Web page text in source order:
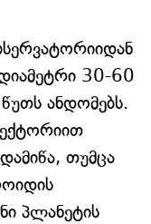
30-60
ანდომებს.
თუმცა
პლანეტის